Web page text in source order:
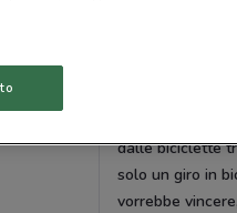
Qualità
che
dalle biciclette
solo un giro in
vorrebbe